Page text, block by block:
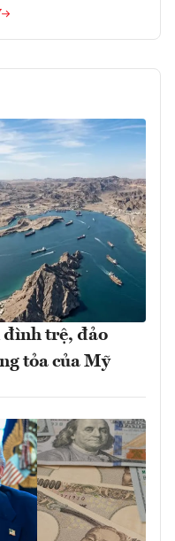
trệ, đảo
tỏa của Mỹ